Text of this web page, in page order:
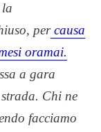
percausa
oramai.
a gara
Chi ne
facciamo